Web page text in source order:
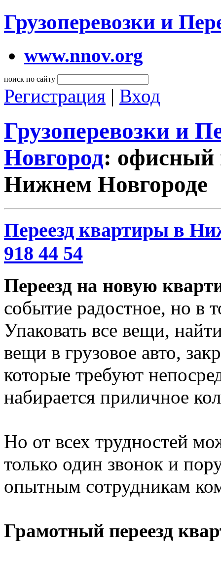
Грузоперевозки и
www.nnov.org
поиск по сайту
Регистрация | Вход
Грузоперевозки и
Новгород: офисный
Нижнем Новгороде
Переезд квартиры в
918 44 54
Переезд на новую
событие радостное, но в
Упаковать все вещи,
вещи в грузовое авто,
которые требуют
набирается приличное
Но от всех трудностей
только один звонок и
опытным сотрудникам
Грамотный переезд